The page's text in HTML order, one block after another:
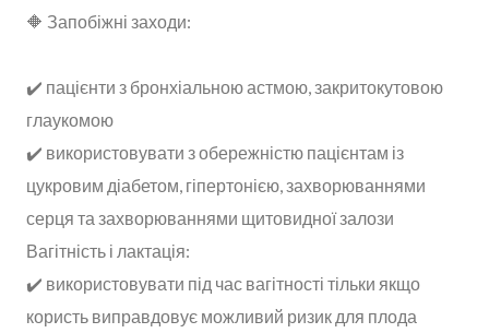
🔶 Запобіжні заходи:
✔️ пацієнти з бронхіальною астмою, закритокутовою
глаукомою
✔️ використовувати з обережністю пацієнтам із
цукровим діабетом, гіпертонією, захворюваннями
серця та захворюваннями щитовидної залози
Вагітність і лактація:
✔️ використовувати під час вагітності тільки якщо
користь виправдовує можливий ризик для плода